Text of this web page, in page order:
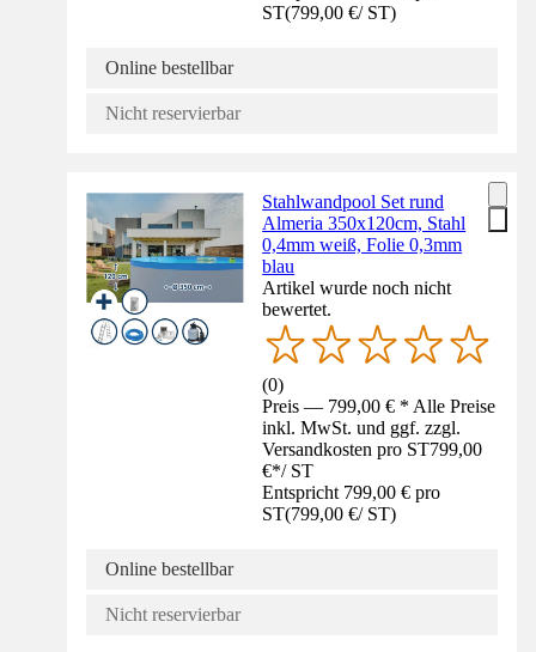
ST(799,00 €/ ST)
Online bestellbar
Nicht reservierbar
Stahlwandpool Set rund
Almeria 350x120cm, Stahl
0,4mm weiß, Folie 0,3mm
blau
Artikel wurde noch nicht
bewertet.
(0)
Preis — 799,00 € * Alle Preise
inkl. MwSt. und ggf. zzgl.
Versandkosten pro ST799,00
€*/ ST
Entspricht 799,00 € pro
ST(799,00 €/ ST)
Online bestellbar
Nicht reservierbar